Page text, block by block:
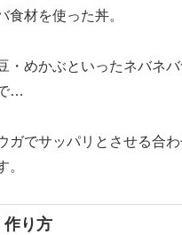
食材を使った丼。
・めかぶといったネバネ
…
ガでサッパリとさせる合
。
作り方